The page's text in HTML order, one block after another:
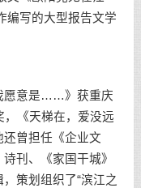
编写的大型报告文学
意是……》获重庆
，《天梯在，爱没远
曾担任《企业文
刊、《家国干城》
策划组织了“滨江之